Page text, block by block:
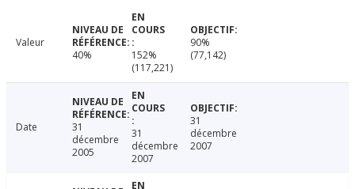
Valeur
40%
152%
(117,221)
90%
(77,142)
Date
31
décembre
2005
31
décembre
2007
31
décembre
2007